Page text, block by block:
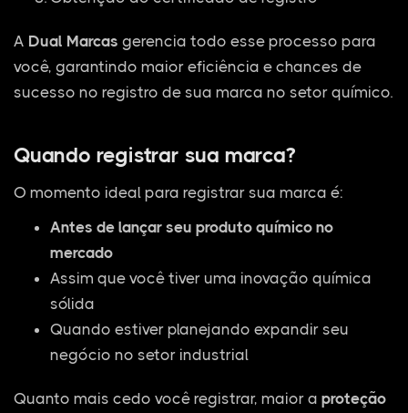
A Dual Marcas gerencia todo esse processo para
você, garantindo maior eficiência e chances de
sucesso no registro de sua marca no setor químico.
Quando registrar sua marca?
O momento ideal para registrar sua marca é:
Antes de lançar seu produto químico no
mercado
Assim que você tiver uma inovação química
sólida
Quando estiver planejando expandir seu
negócio no setor industrial
Quanto mais cedo você registrar, maior a proteção